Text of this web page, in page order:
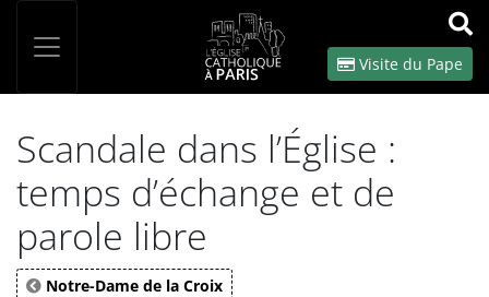
OK
Visite du Pape
Scandale dans l’Église :
temps d’échange et de
parole libre
Notre-Dame de la Croix
Panneau de gestion des cookies